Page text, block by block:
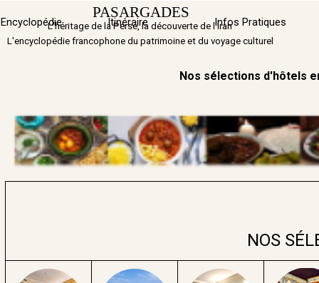
PASARGADES Sauter
Encyclopédie Itinéraire ▼
Infos Pratiques
L'héritage de la Perse, la découverte de l'Iran
L'encyclopédie francophone du patrimoine et du voyage culturel
Nos sélections d'hôtels
NOS